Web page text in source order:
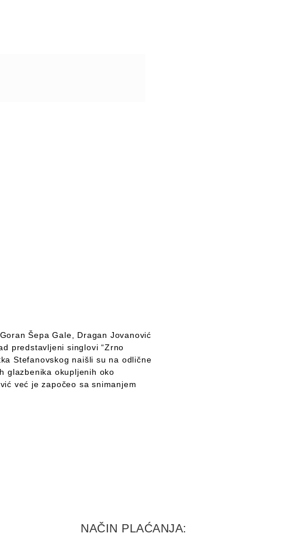
Šepa Gale, Dragan Jovanović
predstavljeni singlovi “Zrno
Stefanovskog naišli su na odlične
glazbenika okupljenih oko
već je započeo sa snimanjem
NAČIN PLAĆANJA: